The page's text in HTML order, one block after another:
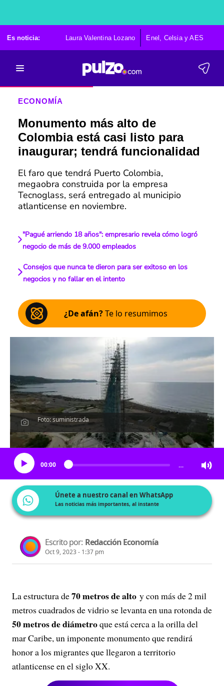
Es noticia: Laura Valentina Lozano Enel, Celsia y AES
ECONOMÍA
Monumento más alto de
Colombia está casi listo para
inaugurar; tendrá funcionalidad
El faro que tendrá Puerto Colombia,
megaobra construida por la empresa
Tecnoglass, será entregado al municipio
atlanticense en noviembre.
"Pagué arriendo 18 años": empresario revela cómo logró
negocio de más de 9.000 empleados
Consejos que nunca te dieron para ser exitoso en los
negocios y no fallar en el intento
¿De afán?Te lo resumimos
Foto: suministrada
Escucha el artículo
00:00 …
Únete a nuestro canal en WhatsApp
Las noticias más importantes, al instante
Escrito por: Redacción Economía
Oct 9, 2023 - 1:37 pm
La estructura de70 metros de alto y con más de 2 mil
metros cuadrados de vidrio se levanta en una rotonda de
50 metros de diámetroque está cerca a la orilla del
mar Caribe, un imponente monumento que rendirá
honor a los migrantes que llegaron a territorio
atlanticense en el siglo XX.